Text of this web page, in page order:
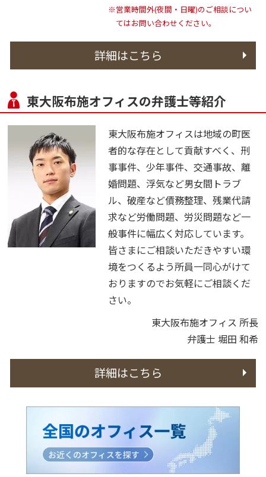
※営業時間外(夜間・日曜)のご相談につい
てはお問い合わせください。
詳細はこちら
東大阪布施オフィスの弁護士等紹介
東大阪布施オフィスは地域の町医
者的な存在として貢献すべく、刑
事事件、少年事件、交通事故、離
婚問題、浮気など男女間トラブ
ル、破産など債務整理、残業代請
求など労働問題、労災問題など一
般事件に幅広く対応しています。
皆さまにご相談いただきやすい環
境をつくるよう所員一同心がけて
おりますのでお気軽にご相談くだ
さい。
東大阪布施オフィス 所長
弁護士 堀田 和希
詳細はこちら